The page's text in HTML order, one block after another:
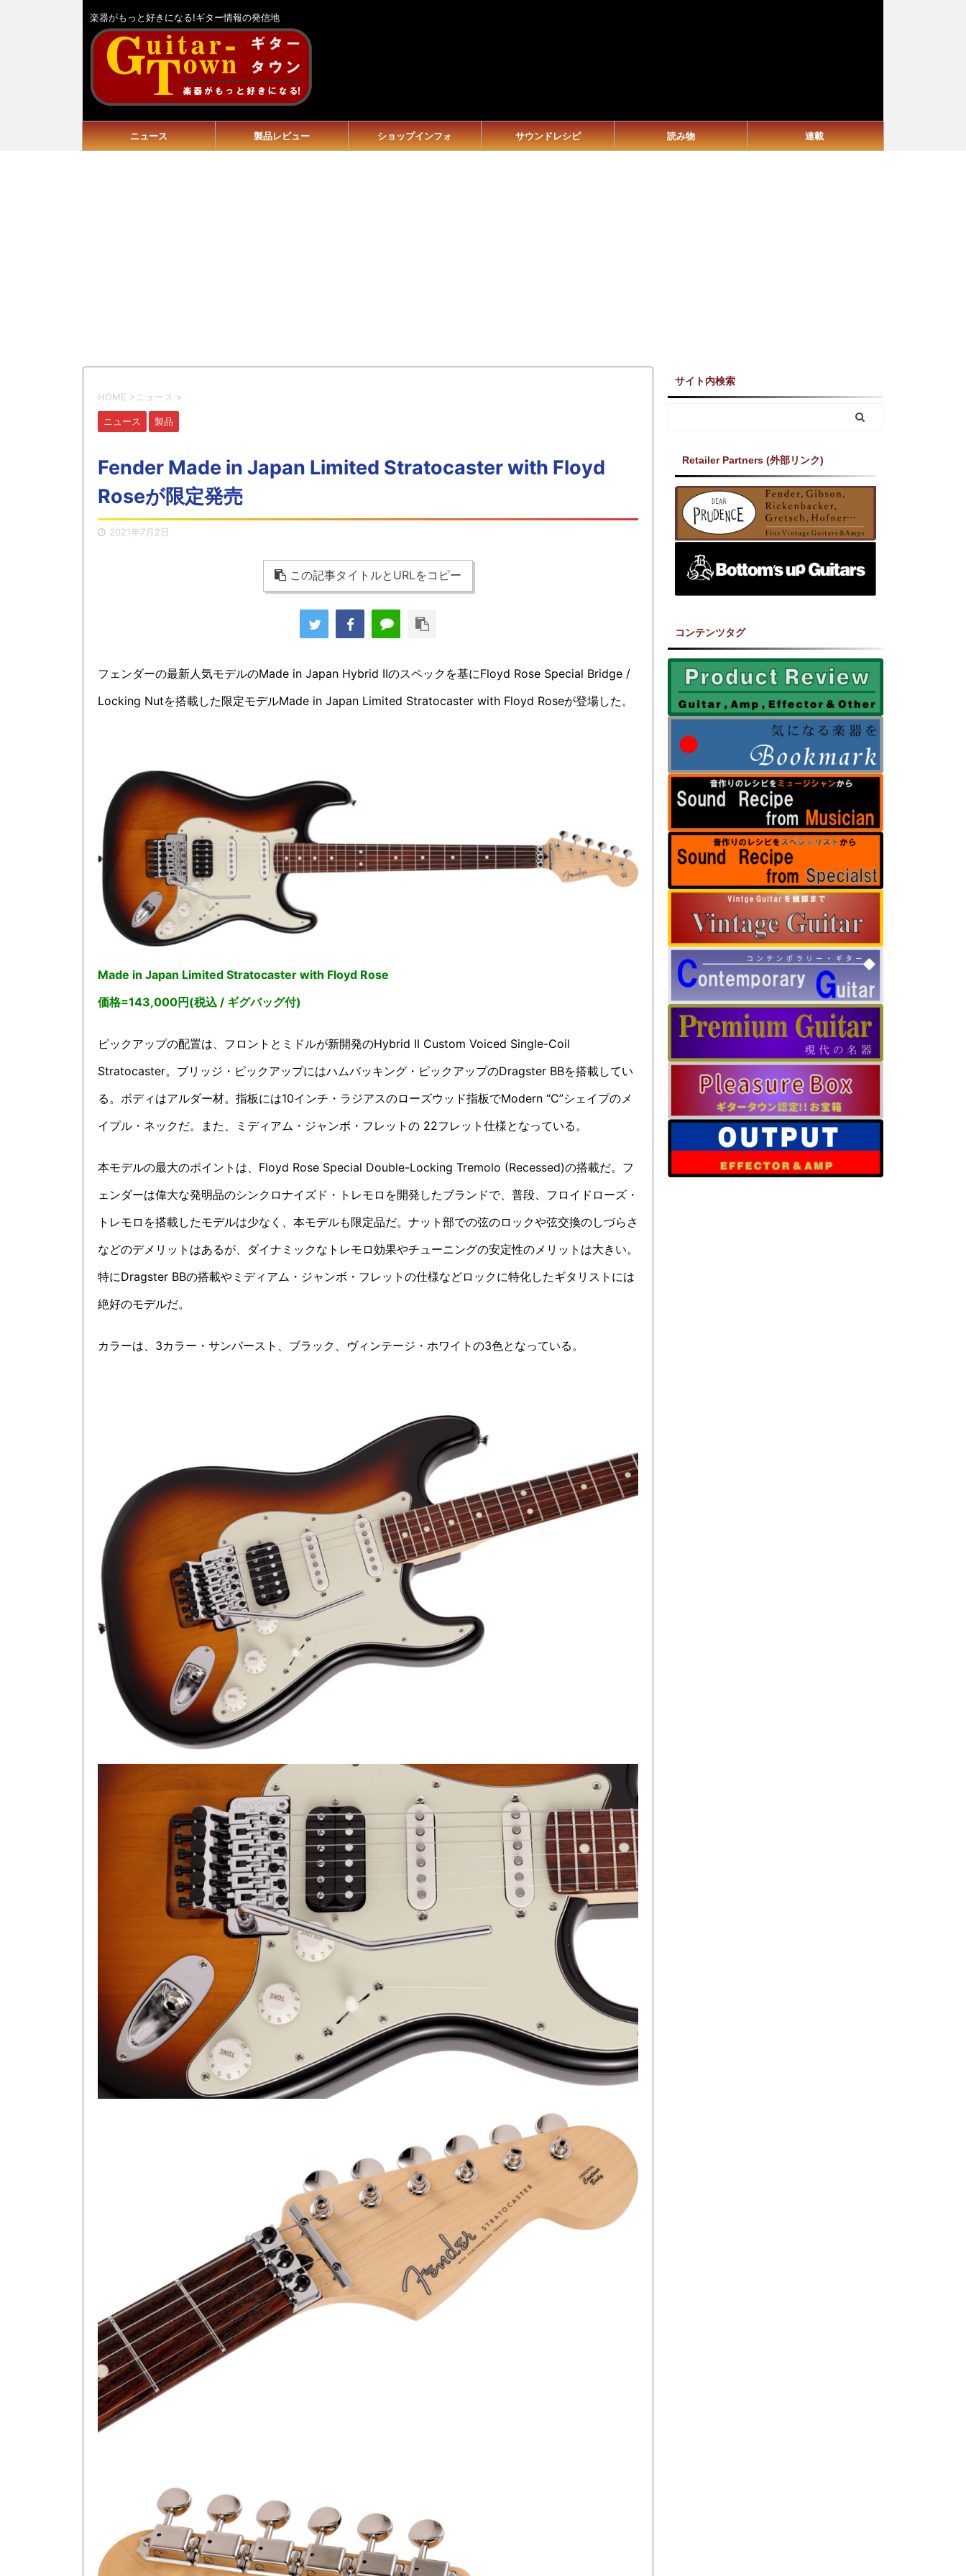
楽器がもっと好きになる!ギター情報の発信地
ニュース 製品レビュー ショップインフォ サウンドレシピ 読み物 連載
HOME > ニュース >
ニュース 製品
Fender Made in Japan Limited Stratocaster with Floyd
Roseが限定発売
2021年7月2日
この記事タイトルとURLをコピー
フェンダーの最新人気モデルのMade in Japan Hybrid IIのスペックを基にFloyd Rose Special Bridge /
Locking Nutを搭載した限定モデルMade in Japan Limited Stratocaster with Floyd Roseが登場した。
Made in Japan Limited Stratocaster with Floyd Rose
価格=143,000円(税込 / ギグバッグ付)
ピックアップの配置は、フロントとミドルが新開発のHybrid II Custom Voiced Single-Coil
Stratocaster。ブリッジ・ピックアップにはハムバッキング・ピックアップのDragster BBを搭載してい
る。ボディはアルダー材。指板には10インチ・ラジアスのローズウッド指板でModern “C”シェイプのメ
イプル・ネックだ。また、ミディアム・ジャンボ・フレットの 22フレット仕様となっている。
本モデルの最大のポイントは、Floyd Rose Special Double-Locking Tremolo (Recessed)の搭載だ。フ
ェンダーは偉大な発明品のシンクロナイズド・トレモロを開発したブランドで、普段、フロイドローズ・
トレモロを搭載したモデルは少なく、本モデルも限定品だ。ナット部での弦のロックや弦交換のしづらさ
などのデメリットはあるが、ダイナミックなトレモロ効果やチューニングの安定性のメリットは大きい。
特にDragster BBの搭載やミディアム・ジャンボ・フレットの仕様などロックに特化したギタリストには
絶好のモデルだ。
カラーは、3カラー・サンバースト、ブラック、ヴィンテージ・ホワイトの3色となっている。
サイト内検索
Retailer Partners (外部リンク)
コンテンツタグ